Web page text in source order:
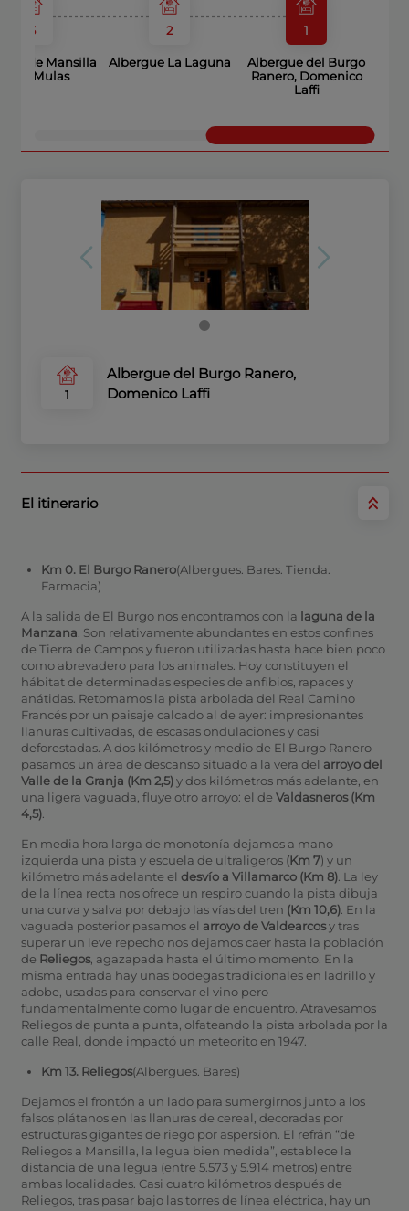
3
de Mansilla
las Mulas
2
Albergue La Laguna
1
Albergue del Burgo
Ranero, Domenico
Laffi
1
Albergue del Burgo Ranero,
Domenico Laffi
El itinerario
Km 0. El Burgo Ranero(Albergues. Bares. Tienda.
Farmacia)
A la salida de El Burgo nos encontramos con la laguna de la
Manzana. Son relativamente abundantes en estos confines
de Tierra de Campos y fueron utilizadas hasta hace bien poco
como abrevadero para los animales. Hoy constituyen el
hábitat de determinadas especies de anfibios, rapaces y
anátidas. Retomamos la pista arbolada del Real Camino
Francés por un paisaje calcado al de ayer: impresionantes
llanuras cultivadas, de escasas ondulaciones y casi
deforestadas. A dos kilómetros y medio de El Burgo Ranero
pasamos un área de descanso situado a la vera del arroyo del
Valle de la Granja (Km 2,5)y dos kilómetros más adelante, en
una ligera vaguada, fluye otro arroyo: el de Valdasneros (Km
4,5).
En media hora larga de monotonía dejamos a mano
izquierda una pista y escuela de ultraligeros (Km 7) y un
kilómetro más adelante el desvío a Villamarco (Km 8). La ley
de la línea recta nos ofrece un respiro cuando la pista dibuja
una curva y salva por debajo las vías del tren (Km 10,6). En la
vaguada posterior pasamos el arroyo de Valdearcosy tras
superar un leve repecho nos dejamos caer hasta la población
de Reliegos, agazapada hasta el último momento. En la
misma entrada hay unas bodegas tradicionales en ladrillo y
adobe, usadas para conservar el vino pero
fundamentalmente como lugar de encuentro. Atravesamos
Reliegos de punta a punta, olfateando la pista arbolada por la
calle Real, donde impactó un meteorito en 1947.
Km 13. Reliegos(Albergues. Bares)
Dejamos el frontón a un lado para sumergirnos junto a los
falsos plátanos en las llanuras de cereal, decoradas por
estructuras gigantes de riego por aspersión. El refrán “de
Reliegos a Mansilla, la legua bien medida”, establece la
distancia de una legua (entre 5.573 y 5.914 metros) entre
ambas localidades. Casi cuatro kilómetros después de
Reliegos, tras pasar bajo las torres de línea eléctrica, hay un